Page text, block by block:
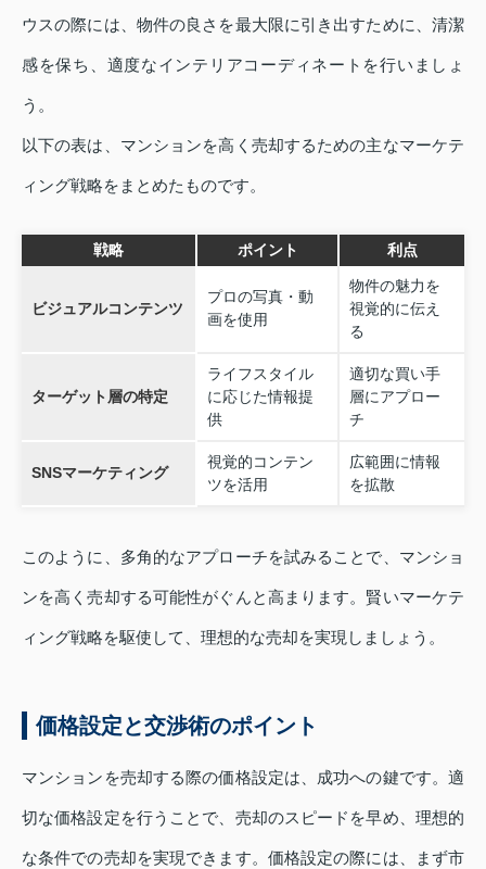
ウスの際には、物件の良さを最大限に引き出すために、清潔
感を保ち、適度なインテリアコーディネートを行いましょ
う。
以下の表は、マンションを高く売却するための主なマーケテ
ィング戦略をまとめたものです。
戦略 ポイント 利点
ビジュアルコンテンツ
プロの写真・動
画を使用
物件の魅力を
視覚的に伝え
る
ターゲット層の特定
ライフスタイル
に応じた情報提
供
適切な買い手
層にアプロー
チ
SNSマーケティング
視覚的コンテン
ツを活用
広範囲に情報
を拡散
このように、多角的なアプローチを試みることで、マンショ
ンを高く売却する可能性がぐんと高まります。賢いマーケテ
ィング戦略を駆使して、理想的な売却を実現しましょう。
価格設定と交渉術のポイント
マンションを売却する際の価格設定は、成功への鍵です。適
切な価格設定を行うことで、売却のスピードを早め、理想的
な条件での売却を実現できます。価格設定の際には、まず市